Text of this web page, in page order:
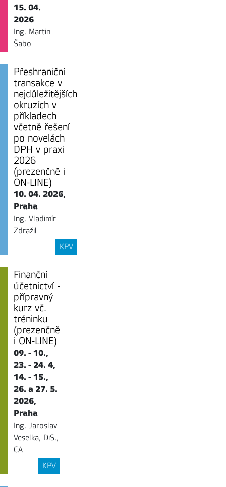
15. 04.
2026
Ing. Martin
Šabo
Přeshraniční
transakce v
nejdůležitějších
okruzích v
příkladech
včetně řešení
po novelách
DPH v praxi
2026
(prezenčně i
ON-LINE)
10. 04. 2026,
Praha
Ing. Vladimír
Zdražil
KPV
Finanční
účetnictví -
přípravný
kurz vč.
tréninku
(prezenčně
i ON-LINE)
09. - 10.,
23. - 24. 4,
14. - 15.,
26. a 27. 5.
2026,
Praha
Ing. Jaroslav
Veselka, DiS.,
CA
KPV